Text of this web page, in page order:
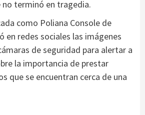
terminó en tragedia.
como Poliana Console de
en redes sociales las imágenes
de seguridad para alertar a
la importancia de prestar
que se encuentran cerca de una